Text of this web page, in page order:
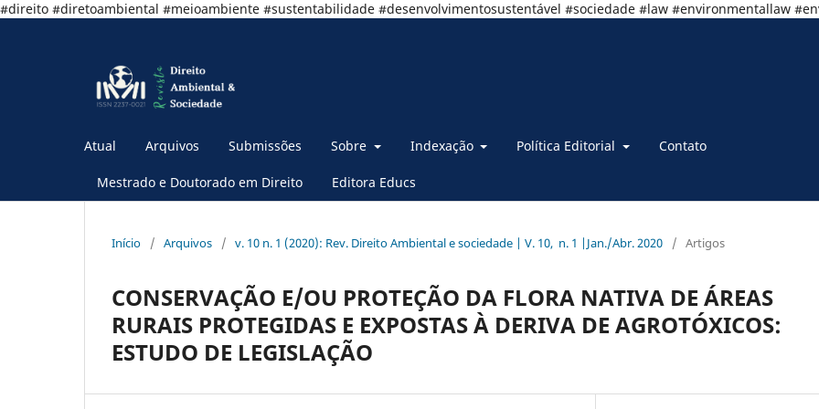
#direito #diretoambiental #meioambiente #sustentabilidade #desenvolvimentosustentável #sociedade #law #environmentallaw
Atual Arquivos Submissões Sobre Indexação Política Editorial Contato
Mestrado e Doutorado em Direito Editora Educs
Início / Arquivos / v. 10 n. 1 (2020): Rev. Direito Ambiental e sociedade | V. 10, n. 1 |Jan./Abr. 2020 / Artigos
CONSERVAÇÃO E/OU PROTEÇÃO DA FLORA NATIVA DE ÁREAS
RURAIS PROTEGIDAS E EXPOSTAS À DERIVA DE AGROTÓXICOS:
ESTUDO DE LEGISLAÇÃO